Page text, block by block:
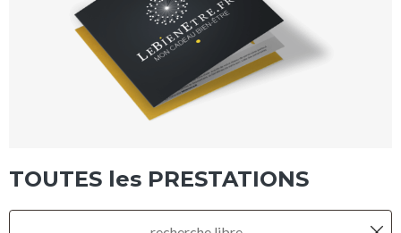
TOUTES les PRESTATIONS